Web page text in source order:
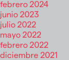
febrero 2024
junio 2023
julio 2022
mayo 2022
febrero 2022
diciembre 2021